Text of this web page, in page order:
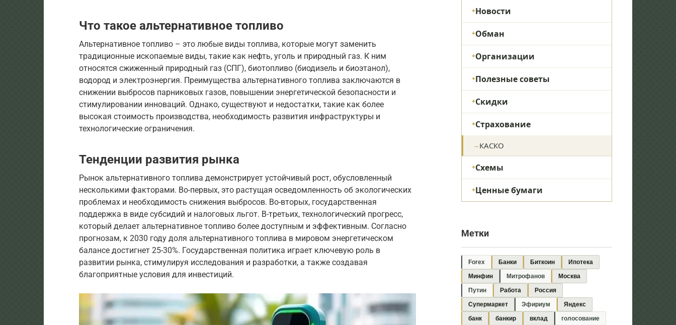
Что такое альтернативное топливо
Альтернативное топливо – это любые виды топлива, которые могут заменить
традиционные ископаемые виды, такие как нефть, уголь и природный газ. К ним
относятся сжиженный природный газ (СПГ), биотопливо (биодизель и биоэтанол),
водород и электроэнергия. Преимущества альтернативного топлива заключаются в
снижении выбросов парниковых газов, повышении энергетической безопасности и
стимулировании инноваций. Однако, существуют и недостатки, такие как более
высокая стоимость производства, необходимость развития инфраструктуры и
технологические ограничения.
Тенденции развития рынка
Рынок альтернативного топлива демонстрирует устойчивый рост, обусловленный
несколькими факторами. Во-первых, это растущая осведомленность об экологических
проблемах и необходимость снижения выбросов. Во-вторых, государственная
поддержка в виде субсидий и налоговых льгот. В-третьих, технологический прогресс,
который делает альтернативное топливо более доступным и эффективным. Согласно
прогнозам, к 2030 году доля альтернативного топлива в мировом энергетическом
балансе достигнет 25-30%. Государственная политика играет ключевую роль в
развитии рынка, стимулируя исследования и разработки, а также создавая
благоприятные условия для инвестиций.
Новости
Обман
Организации
Полезные советы
Скидки
Страхование
КАСКО
Схемы
Ценные бумаги
Метки
Forex Банки Биткоин
Ипотека
Минфин
Митрофанов
Москва
Путин
Работа
Россия
Супермаркет
Эфириум
Яндекс
банк
банкир вклад
голосование